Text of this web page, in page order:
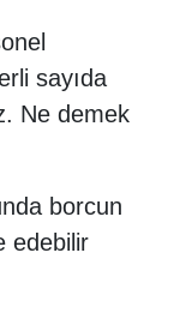
sayıda
Ne demek
borcun
edebilir